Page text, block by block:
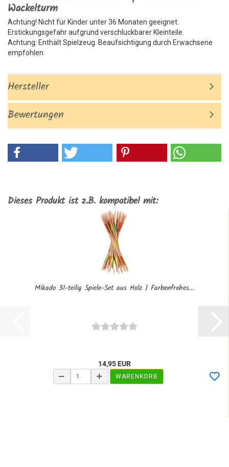
Wackelturm
Achtung! Nicht für Kinder unter 36 Monaten geeignet.
Erstickungsgefahr aufgrund verschluckbarer Kleinteile.
Achtung: Enthält Spielzeug. Beaufsichtigung durch Erwachsene
empfohlen
Hersteller
Bewertungen
Dieses Produkt ist z.B. kompatibel mit:
Mikado 31-teilig Spiele-Set aus Holz | Farbenfrohes...
14,95 EUR
WARENKORB